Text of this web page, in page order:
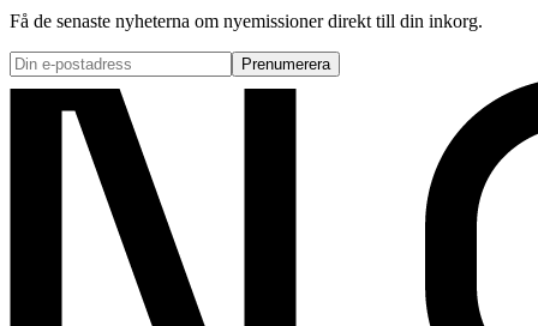
Få de senaste nyheterna om nyemissioner direkt till din inkorg.
Prenumerera